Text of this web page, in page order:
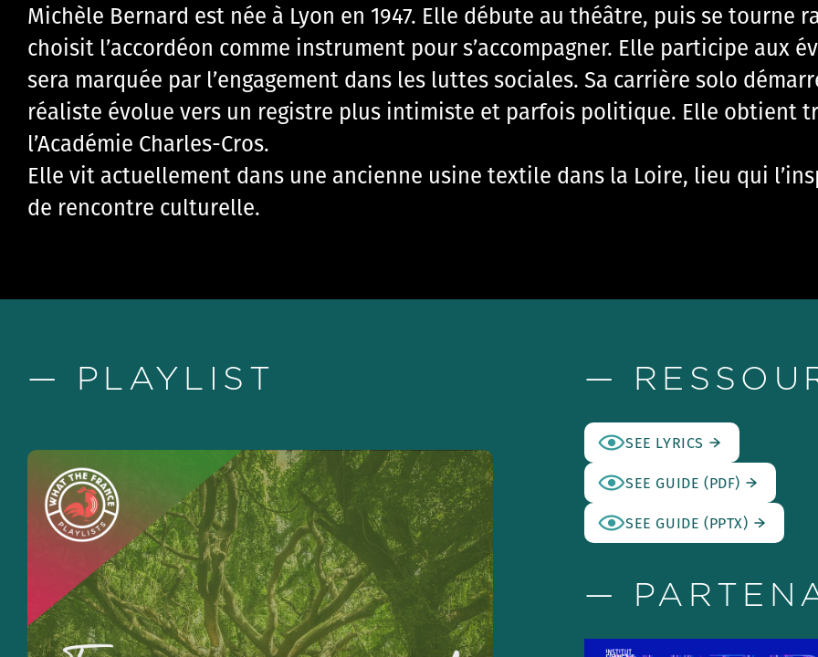
Michèle Bernard est née à Lyon en 1947. Elle débute au théâtre, puis se tourne
choisit l’accordéon comme instrument pour s’accompagner. Elle participe aux
sera marquée par l’engagement dans les luttes sociales. Sa carrière solo
réaliste évolue vers un registre plus intimiste et parfois politique. Elle obtient
l’Académie Charles-Cros.
Elle vit actuellement dans une ancienne usine textile dans la Loire, lieu qui
de rencontre culturelle.
— PLAYLIST —
SEE LYRICS
SEE GUIDE (PDF)
SEE GUIDE (PPTX)
—